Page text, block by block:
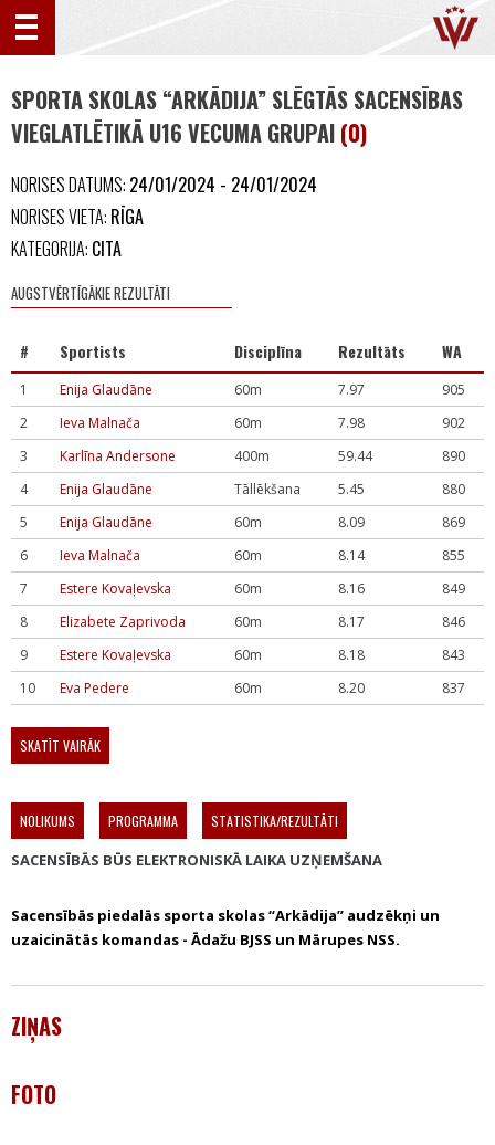
SPORTA SKOLAS “ARKĀDIJA” SLĒGTĀS SACENSĪBAS
VIEGLATLĒTIKĀ U16 VECUMA GRUPAI (0)
NORISES DATUMS: 24/01/2024 - 24/01/2024
NORISES VIETA: RĪGA
KATEGORIJA: CITA
AUGSTVĒRTĪGĀKIE REZULTĀTI
# Sportists Disciplīna Rezultāts WA
1 Enija Glaudāne 60m 7.97
905
2
Ieva Malnača 60m 7.98
902
3
Karlīna Andersone 400m 59.44
890
4
Enija Glaudāne Tāllēkšana 5.45
880
5
Enija Glaudāne 60m 8.09
869
6
Ieva Malnača 60m 8.14
855
7
Estere Kovaļevska 60m 8.16
849
8
Elizabete Zaprivoda 60m 8.17
846
9
Estere Kovaļevska 60m 8.18
843
10
Eva Pedere 60m 8.20 837
SKATĪT VAIRĀK
NOLIKUMS PROGRAMMA STATISTIKA/REZULTĀTI
SACENSĪBĀS BŪS ELEKTRONISKĀ LAIKA UZŅEMŠANA
Sacensībās piedalās sporta skolas “Arkādija” audzēkņi un
uzaicinātās komandas - Ādažu BJSS un Mārupes NSS.
ZIŅAS
FOTO